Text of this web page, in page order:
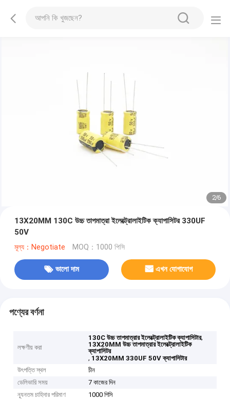
2/6
13X20MM 130C উচ্চ তাপমাত্রা ইলেক্ট্রোলাইটিক ক্যাপাসিটর 330UF
50V
মূল্য：Negotiate MOQ：1000 পিসি
ভালো দাম এখন যোগাযোগ
পণ্যের বর্ণনা
লক্ষণীয় করা
130C উচ্চ তাপমাত্রার ইলেক্ট্রোলাইটিক ক্যাপাসিটার,
13X20MM উচ্চ তাপমাত্রার ইলেক্ট্রোলাইটিক
ক্যাপাসিটর
, 13X20MM 330UF 50V ক্যাপাসিটার
উৎপত্তি স্থল
চীন
ডেলিভারি সময়
7 কাজের দিন
ন্যূনতম চাহিদার পরিমাণ
1000 পিসি